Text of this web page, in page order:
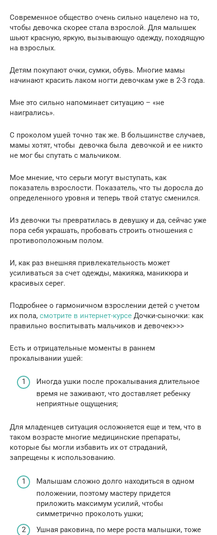
Современное общество очень сильно нацелено на то,
чтобы девочка скорее стала взрослой. Для малышек
шьют красную, яркую, вызывающуо одежду, походящую
на взрослых.
Детям покупают очки, сумки, обувь. Многие мамы
начинают красить лаком ногти девочкам уже в 2-3 года.
Мне это сильно напоминает ситуацию – «не
наигрались».
С проколом ушей точно так же. В большинстве случаев,
мамы хотят, чтобы девочка была девочкой и ее никто
не мог бы спутать с мальчиком.
Мое мнение, что серьги могут выступать, как
показатель взрослости. Показатель, что ты доросла до
определенного уровня и теперь твой статус сменился.
Из девочки ты превратилась в девушку и да, сейчас уже
пора себя украшать, пробовать строить отношения с
противоположным полом.
И, как раз внешняя привлекательность может
усиливаться за счет одежды, макияжа, маникюра и
красивых серег.
Подробнее о гармоничном взрослении детей с учетом
их пола, смотрите в интернет-курсе Дочки-сыночки: как
правильно воспитывать мальчиков и девочек>>>
Есть и отрицательные моменты в раннем
прокалывании ушей:
Иногда ушки после прокалывания длительное
время не заживают, что доставляет ребенку
неприятные ощущения;
Для младенцев ситуация осложняется еще и тем, что в
таком возрасте многие медицинские препараты,
которые бы могли избавить их от страданий,
запрещены к использованию.
Малышам сложно долго находиться в одном
положении, поэтому мастеру придется
приложить максимум усилий, чтобы
симметрично проколоть ушки;
Ушная раковина, по мере роста малышки, тоже